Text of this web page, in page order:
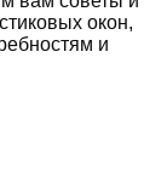
окон,
и